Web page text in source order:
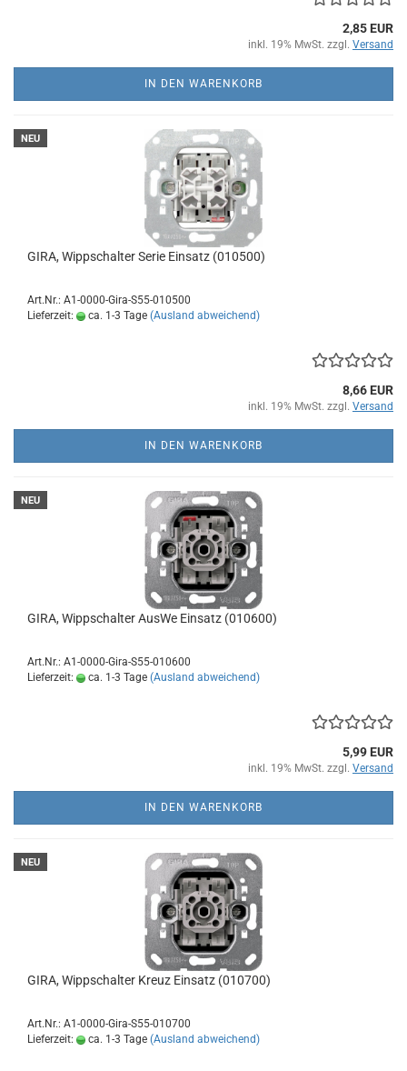
2,85 EUR
inkl. 19% MwSt. zzgl. Versand
IN DEN WARENKORB
NEU
GIRA, Wippschalter Serie Einsatz (010500)
Art.Nr.: A1-0000-Gira-S55-010500
Lieferzeit:
ca. 1-3 Tage (Ausland abweichend)
8,66 EUR
inkl. 19% MwSt. zzgl. Versand
IN DEN WARENKORB
NEU
GIRA, Wippschalter AusWe Einsatz (010600)
Art.Nr.: A1-0000-Gira-S55-010600
Lieferzeit:
ca. 1-3 Tage (Ausland abweichend)
5,99 EUR
inkl. 19% MwSt. zzgl. Versand
IN DEN WARENKORB
NEU
GIRA, Wippschalter Kreuz Einsatz (010700)
Art.Nr.: A1-0000-Gira-S55-010700
Lieferzeit:
ca. 1-3 Tage (Ausland abweichend)